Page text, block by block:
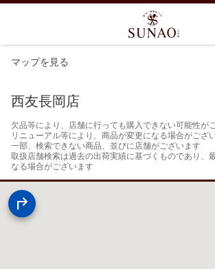
マップを見る
西友長岡店
欠品等により、店舗に行っても購入できない可能性が
リニューアル等により、商品が変更になる場合がござ
一部、検索できない商品、並びに店舗がございます
取扱店舗検索は過去の出荷実績に基づくものであり、
なる場合がございます